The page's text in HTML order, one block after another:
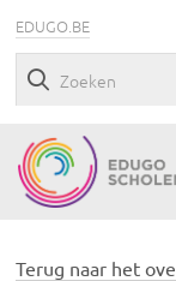
EDUGO.BE
Terug naar het